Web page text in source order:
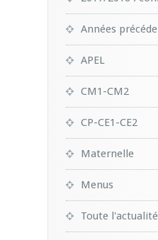
Années
APEL
CM1-CM2
CP-CE1-CE2
Maternelle
Menus
Toute l'actualité